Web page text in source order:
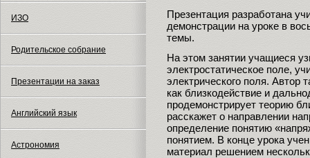
ИЗО
Родительское собрание
Презентации на заказ
Английский язык
Астрономия
Презентация разработана
демонстрации на уроке в
темы.
На этом занятии учащиеся
электростатическое поле,
электрического поля. Автор
как близкодействие и
продемонстрирует теорию
расскажет о направлении
определение понятию
понятием. В конце урока
материал решением